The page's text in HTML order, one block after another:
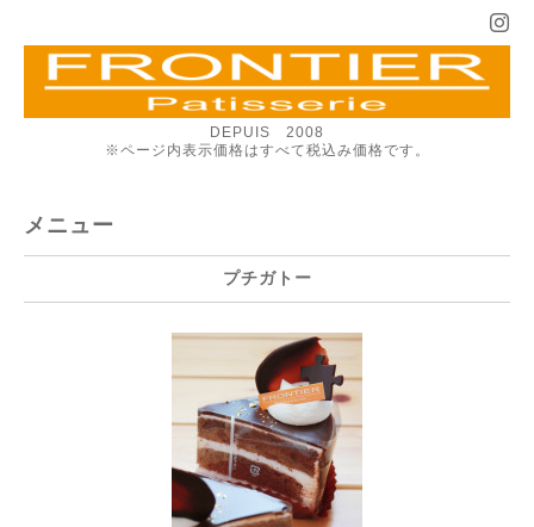
DEPUIS 2008
※ページ内表示価格はすべて税込み価格です。
メニュー
プチガトー